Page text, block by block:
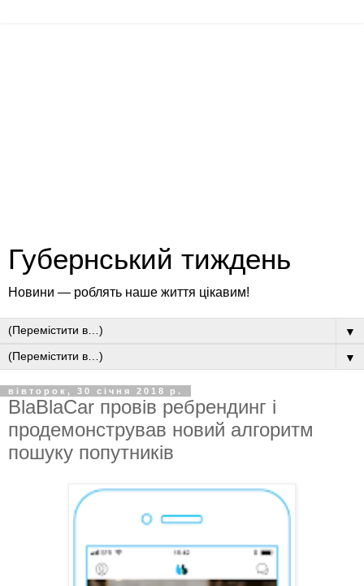
Губернський тиждень
Новини — роблять наше життя цікавим!
▼
▼
вівторок, 30 січня 2018 р.
BlaBlaCar провів ребрендинг і
продемонстрував новий алгоритм
пошуку попутників